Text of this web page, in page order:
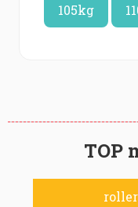
105kg
TOP